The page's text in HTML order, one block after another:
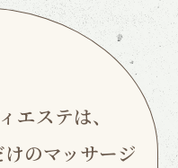
ステは、
のマッサージ